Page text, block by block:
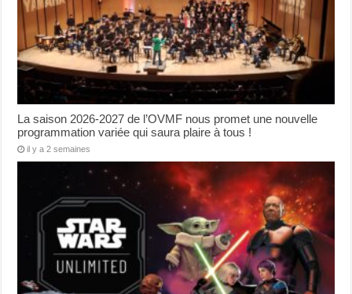
La saison 2026-2027 de l’OVMF nous promet une nouvelle
programmation variée qui saura plaire à tous !
il y a 2 semaines